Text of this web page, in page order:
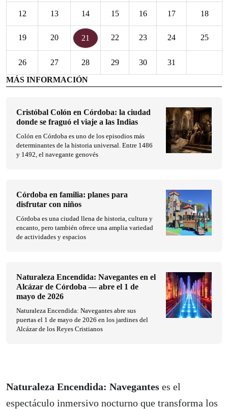
Naturaleza Encendida: Navegantes es el
espectáculo inmersivo nocturno que transforma los
12 13 14 15 16 17 18
19 20 21 22 23 24 25
26 27 28 29 30
31
MÁS INFORMACIÓN
Cristóbal Colón en Córdoba: la ciudad
donde se fraguó el viaje a las Indias
Colón en Córdoba es uno de los episodios más
determinantes de la historia universal. Entre 1486
y 1492, el navegante genovés
Córdoba en familia: planes para
disfrutar con niños
Córdoba es una ciudad llena de historia, cultura y
encanto, pero también ofrece una amplia variedad
de actividades y espacios
Naturaleza Encendida: Navegantes en el
Alcázar de Córdoba — abre el 1 de
mayo de 2026
Naturaleza Encendida: Navegantes abre sus
puertas el 1 de mayo de 2026 en los jardines del
Alcázar de los Reyes Cristianos